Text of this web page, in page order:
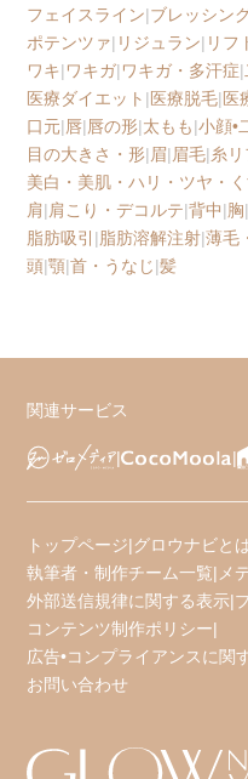
フェイスライン|ブレッシン
ポテンツァ| リジュラン| リフ
ワキ|ワキガ|ワキガ・多汗症|
医療ダイエット |医療脱毛|医
口元|唇|唇の形|太もも|小顔•
目の大きさ・形|眉|眉毛|糸リ
美白・美肌・ハリ・ツヤ・
肩|肩こり・デコルテ|背中|胸|
脂肪吸引 |脂肪溶解注射|薄毛
頭|顎|首・うなじ|髪
関連サービス
トップページ|グロウナビと
執筆者・制作チーム一覧| メ
外部送信規律に関する表示|
コンテンツ制作ポリシー|
広告•コンプライアンスに関
お問い合わせ